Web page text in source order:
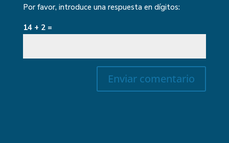
Por favor, introduce una respuesta en dígitos:
14 + 2 =